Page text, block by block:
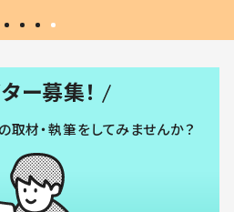
ー募集！
取材・執筆をしてみませんか？